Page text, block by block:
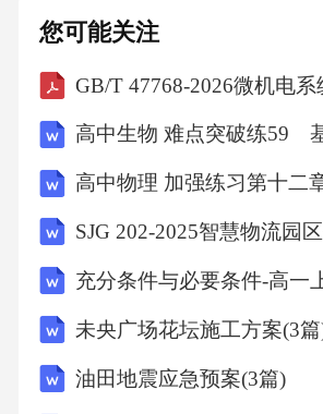
酮。预防性用药价值疱疹期7天内
可显著降低后遗神经痛发生率，
道调节剂能改善睡眠和日常活动
（如度洛西汀）可缓解灼痛、麻
善焦虑情绪，需注意恶心、口干
量从30mg/日起始逐步调整。微
引导下神经阻滞或脊髓电刺激适
镇痛，需由疼痛科专业团队操作
您可能关注
未央广场花坛施工方案(3
油田地震应急预案(3篇)